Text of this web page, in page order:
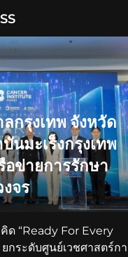
กรุงเทพ จังหวัด
นมะเร็งกรุงเทพ
อข่ายการรักษา
จร
ด “Ready For Every
กระดับศูนย์เวชศาสตร์ก